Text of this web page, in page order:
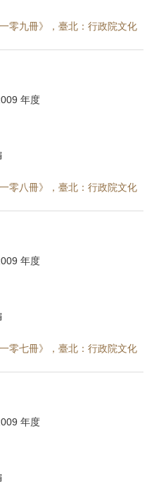
零九冊》，臺北：行政院文化
年度
零八冊》，臺北：行政院文化
年度
零七冊》，臺北：行政院文化
年度